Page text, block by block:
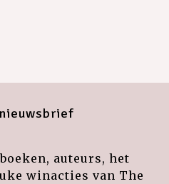
auteurs, het
winacties van The